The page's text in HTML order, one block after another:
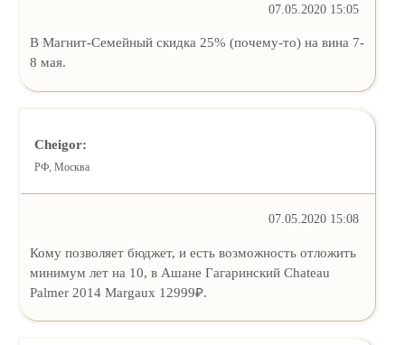
07.05.2020 15:05
В Магнит-Семейный скидка 25% (почему-то) на вина 7-
8 мая.
Cheigor:
РФ, Москва
07.05.2020 15:08
Кому позволяет бюджет, и есть возможность отложить
минимум лет на 10, в Ашане Гагаринский Chateau
Palmer 2014 Margaux 12999₽.